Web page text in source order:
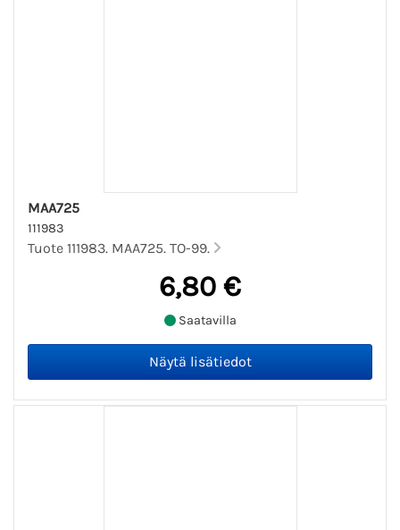
MAA725
111983
Tuote 111983. MAA725. TO-99.
6,80 €
Saatavilla